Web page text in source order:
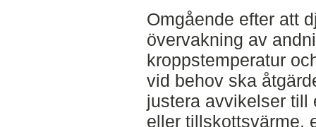
Omgående efter att
övervakning av
kroppstemperatur
vid behov ska
justera avvikelser till
eller tillskottsvärme,